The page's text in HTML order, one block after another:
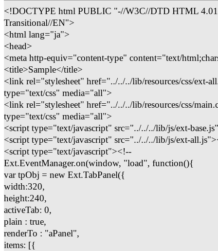
<!DOCTYPE html PUBLIC "-//W3C//DTD HTML 4.01
Transitional//EN">
<html lang="ja">
<head>
<meta http-equiv="content-type" content="text/
<title>Sample</title>
<link rel="stylesheet" href="../../../lib/resources/css/ext-
type="text/css" media="all">
<link rel="stylesheet" href="../../../lib/resources/css/
type="text/css" media="all">
<script type="text/javascript" src="../../../lib/js/ext-
<script type="text/javascript" src="../../../lib/js/ext-
<script type="text/javascript"><!--
Ext.EventManager.on(window, "load", function(){
var tpObj = new Ext.TabPanel({
width:320,
height:240,
activeTab: 0,
plain : true,
renderTo : "aPanel",
items: [{